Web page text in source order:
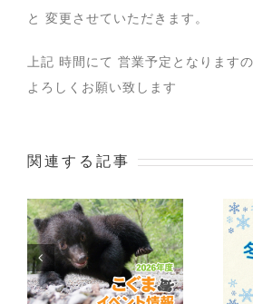
と 変更させていただきます。
上記 時間にて 営業予定となります
よろしくお願い致します
関連する記事